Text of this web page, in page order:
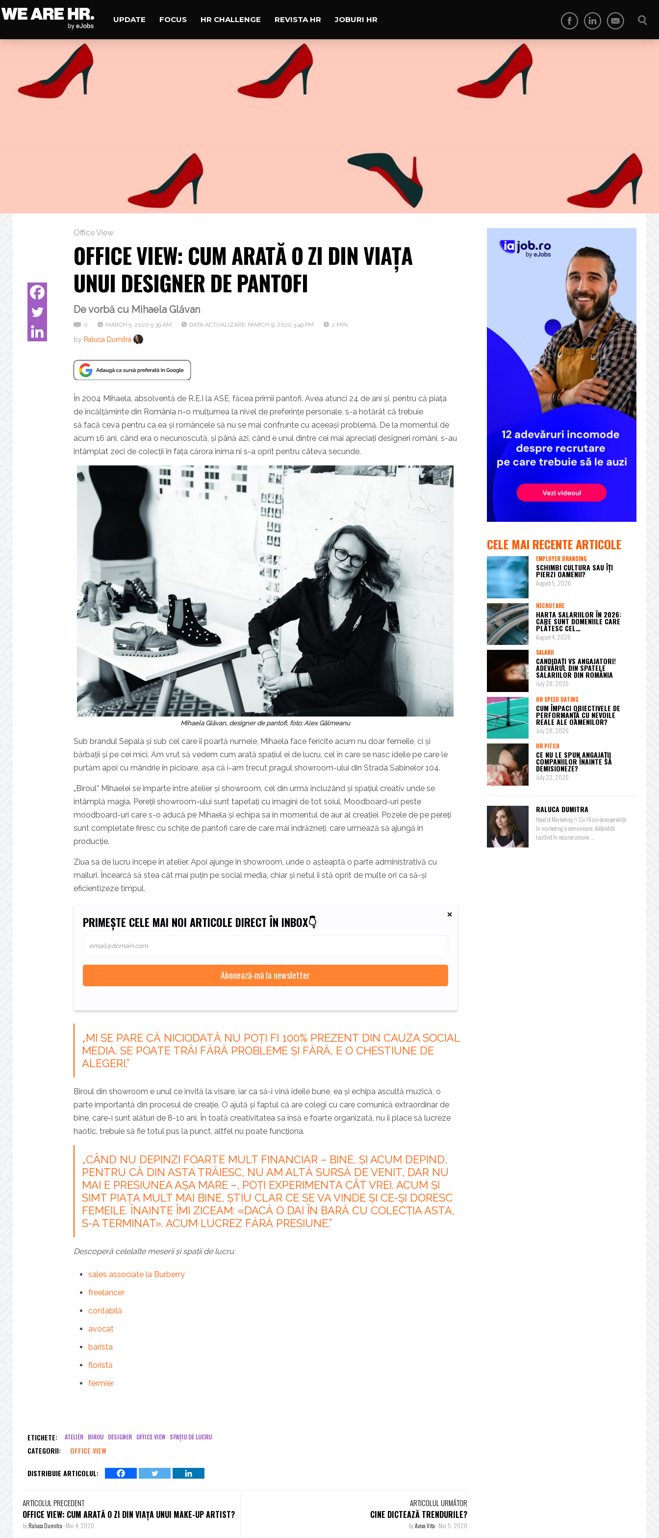
UPDATE FOCUS HR CHALLENGE REVISTA HR JOBURI HR
Office View
OFFICE VIEW: CUM ARATĂ O ZI DIN VIAȚA
UNUI DESIGNER DE PANTOFI
De vorbă cu Mihaela Glăvan
0 MARCH 5, 2020 5:39 AM DATA ACTUALIZARE: MARCH 9, 2020 3:49 PM 2 MIN
by Raluca Dumitra
În 2004 Mihaela, absolventă de R.E.I la ASE, făcea primii pantofi. Avea atunci 24 de ani și, pentru că piața
de încălțăminte din România n-o mulțumea la nivel de preferințe personale, s-a hotărât că trebuie
să facă ceva pentru ca ea și româncele să nu se mai confrunte cu aceeași problemă. De la momentul de
acum 16 ani, când era o necunoscută, și până azi, când e unul dintre cei mai apreciați designeri români, s-au
întâmplat zeci de colecții în fața cărora inima ni s-a oprit pentru câteva secunde.
Mihaela Glăvan, designer de pantofi, foto: Alex Gâlmeanu
Sub brandul Sepala și sub cel care îi poartă numele, Mihaela face fericite acum nu doar femeile, ci și
bărbații și pe cei mici. Am vrut să vedem cum arată spațiul ei de lucru, cel în care se nasc ideile pe care le
purtăm apoi cu mândrie în picioare, așa că i-am trecut pragul showroom-ului din Strada Sabinelor 104.
„Biroul” Mihaelei se împarte între atelier și showroom, cel din urmă incluzând și spațiul creativ unde se
întâmplă magia. Pereții showroom-ului sunt tapetați cu imagini de tot soiul. Moodboard-uri peste
moodboard-uri care s-o aducă pe Mihaela și echipa sa în momentul de aur al creației. Pozele de pe pereți
sunt completate firesc cu schițe de pantofi care de care mai îndrăzneți, care urmează să ajungă în
producție.
Ziua sa de lucru începe în atelier. Apoi ajunge în showroom, unde o așteaptă o parte administrativă cu
mailuri. Încearcă să stea cât mai puțin pe social media, chiar și netul îi stă oprit de multe ori ca să-și
eficientizeze timpul.
PRIMEȘTE CELE MAI NOI ARTICOLE DIRECT ÎN INBOX👇
„MI SE PARE CĂ NICIODATĂ NU POȚI FI 100% PREZENT DIN CAUZA SOCIAL
MEDIA. SE POATE TRĂI FĂRĂ PROBLEME ȘI FĂRĂ, E O CHESTIUNE DE
ALEGERI.”
Biroul din showroom e unul ce invită la visare, iar ca să-i vină ideile bune, ea și echipa ascultă muzică, o
parte importantă din procesul de creație. O ajută și faptul că are colegi cu care comunică extraordinar de
bine, care-i sunt alături de 8-10 ani. În toată creativitatea sa însă e foarte organizată, nu îi place să lucreze
haotic, trebuie să fie totul pus la punct, altfel nu poate funcționa.
„CÂND NU DEPINZI FOARTE MULT FINANCIAR – BINE, ȘI ACUM DEPIND,
PENTRU CĂ DIN ASTA TRĂIESC, NU AM ALTĂ SURSĂ DE VENIT, DAR NU
MAI E PRESIUNEA AȘA MARE –, POȚI EXPERIMENTA CÂT VREI. ACUM ȘI
SIMT PIAȚA MULT MAI BINE, ȘTIU CLAR CE SE VA VINDE ȘI CE-ȘI DORESC
FEMEILE. ÎNAINTE ÎMI ZICEAM: «DACĂ O DAI ÎN BARĂ CU COLECȚIA ASTA,
S-A TERMINAT». ACUM LUCREZ FĂRĂ PRESIUNE.”
Descoperă celelalte meserii și spații de lucru:
sales associate la Burberry
freelancer
contabilă
avocat
barista
floristă
fermier
ETICHETE: ATELIER BIROU DESIGNER OFFICE VIEW SPAȚIU DE LUCRU
CATEGORII: OFFICE VIEW
DISTRIBUIE ARTICOLUL:
ARTICOLUL PRECEDENT
OFFICE VIEW: CUM ARATĂ O ZI DIN VIAȚA UNUI MAKE-UP ARTIST?
byRaluca Dumitra-Mar 4, 2020
ARTICOLUL URMĂTOR
CINE DICTEAZĂ TRENDURILE?
byAviva Vita-Mar 5, 2020
CELE MAI RECENTE ARTICOLE
EMPLOYER BRANDING
SCHIMBI CULTURA SAU ÎȚI
PIERZI OAMENII?
August 5, 2026
RECRUTARE
HARTA SALARIILOR ÎN 2026:
CARE SUNT DOMENIILE CARE
PLĂTESC CEL…
August 4, 2026
SALARII
CANDIDAȚI VS ANGAJATORI!
ADEVĂRUL DIN SPATELE
SALARIILOR DIN ROMÂNIA
July 28, 2026
HR SPEED DATING
CUM ÎMPACI OBIECTIVELE DE
PERFORMANȚĂ CU NEVOILE
REALE ALE OAMENILOR?
July 28, 2026
HR PITCH
CE NU LE SPUN ANGAJAȚII
COMPANIILOR ÎNAINTE SĂ
DEMISIONEZE?
July 22, 2026
RALUCA DUMITRA
Head of Marketing // Cu 14 ani de experiență
în marketing și comunicare, dobândită
lucrând în resurse umane, ...